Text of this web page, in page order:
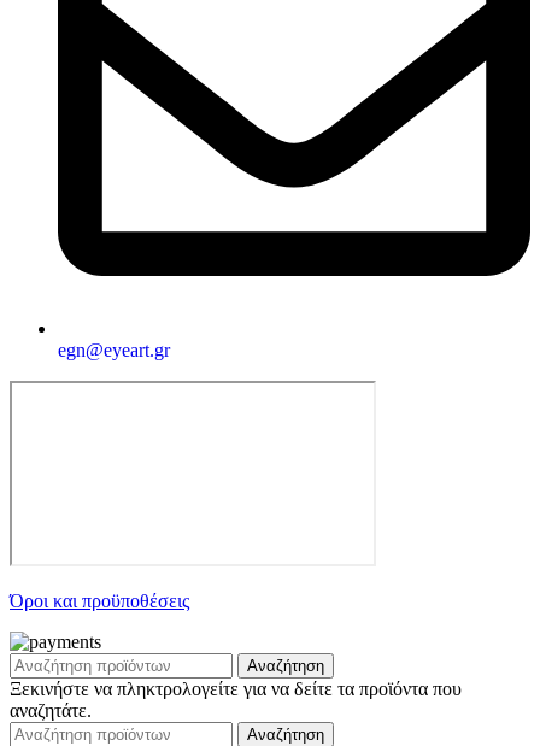
egn@eyeart.gr
Όροι και προϋποθέσεις
Αναζήτηση
Ξεκινήστε να πληκτρολογείτε για να δείτε τα προϊόντα που
αναζητάτε.
Αναζήτηση